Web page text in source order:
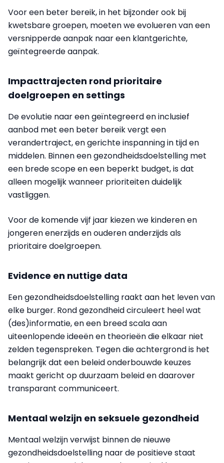
Voor een beter bereik, in het bijzonder ook bij
kwetsbare groepen, moeten we evolueren van een
versnipperde aanpak naar een klantgerichte,
geïntegreerde aanpak.
Impacttrajecten rond prioritaire
doelgroepen en settings
De evolutie naar een geïntegreerd en inclusief
aanbod met een beter bereik vergt een
verandertraject, en gerichte inspanning in tijd en
middelen. Binnen een gezondheidsdoelstelling met
een brede scope en een beperkt budget, is dat
alleen mogelijk wanneer prioriteiten duidelijk
vastliggen.
Voor de komende vijf jaar kiezen we kinderen en
jongeren enerzijds en ouderen anderzijds als
prioritaire doelgroepen.
Evidence en nuttige data
Een gezondheidsdoelstelling raakt aan het leven van
elke burger. Rond gezondheid circuleert heel wat
(des)informatie, en een breed scala aan
uiteenlopende ideeën en theorieën die elkaar niet
zelden tegenspreken. Tegen die achtergrond is het
belangrijk dat een beleid onderbouwde keuzes
maakt gericht op duurzaam beleid en daarover
transparant communiceert.
Mentaal welzijn en seksuele gezondheid
Mentaal welzijn verwijst binnen de nieuwe
gezondheidsdoelstelling naar de positieve staat